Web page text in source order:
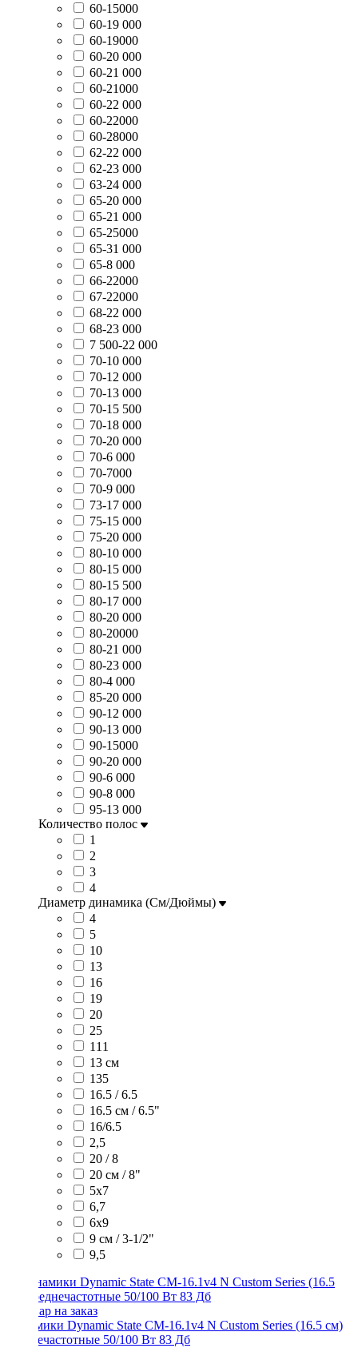
60-15000
60-19 000
60-19000
60-20 000
60-21 000
60-21000
60-22 000
60-22000
60-28000
62-22 000
62-23 000
63-24 000
65-20 000
65-21 000
65-25000
65-31 000
65-8 000
66-22000
67-22000
68-22 000
68-23 000
7 500-22 000
70-10 000
70-12 000
70-13 000
70-15 500
70-18 000
70-20 000
70-6 000
70-7000
70-9 000
73-17 000
75-15 000
75-20 000
80-10 000
80-15 000
80-15 500
80-17 000
80-20 000
80-20000
80-21 000
80-23 000
80-4 000
85-20 000
90-12 000
90-13 000
90-15000
90-20 000
90-6 000
90-8 000
95-13 000
Количество полос
1
2
3
4
Диаметр динамика (См/Дюймы)
4
5
10
13
16
19
20
25
111
13 см
135
16.5 / 6.5
16.5 см / 6.5"
16/6.5
2,5
20 / 8
20 см / 8"
5x7
6,7
6х9
9 см / 3-1/2"
9,5
Динамики Dynamic State CM-16.1v4 N Custom Series (16.5 см)
среднечастотные 50/100 Вт 83 Дб